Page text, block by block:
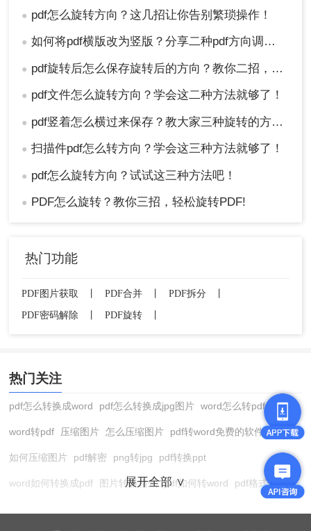
注意：在下载旋转后的PDF文件前，请确保已关闭
所有不必要的浏览器标签页或窗口，以避免干扰下
载过程。
PDF方向并保存是一项常见的PDF处理任务，通过
使用专业PDF编辑器和在线PDF旋转工具，我们可
请根据自己的需求和实际情况进行选择，并遵循相
应的操作步骤和注意事项，以确保旋转过程的安全
性和有效性。同时，我们也应该时刻关注数据安全
● pdf怎么旋转方向？这几招让你告别繁琐操作！
● 如何将pdf横版改为竖版？分享二种pdf方向调整方法！
● pdf旋转后怎么保存旋转后的方向？教你二招，轻松旋转PDF！
● pdf文件怎么旋转方向？学会这二种方法就够了！
● pdf竖着怎么横过来保存？教大家三种旋转的方法！
● 扫描件pdf怎么转方向？学会这三种方法就够了！
● pdf怎么旋转方向？试试这三种方法吧！
● PDF怎么旋转？教你三招，轻松旋转PDF!
热门功能
PDF图片获取 PDF合并 PDF拆分
PDF密码解除
PDF旋转
热门关注
pdf怎么转换成word pdf怎么转换成jpg图片 word怎么转pdf
word转pdf 压缩图片 怎么压缩图片 pdf转word免费的软件
如何压缩图片 pdf解密 png转jpg pdf转换ppt
word如何转换成pdf 图片转换格式 pdf如何转word pdf格式转换
展开全部 ∨